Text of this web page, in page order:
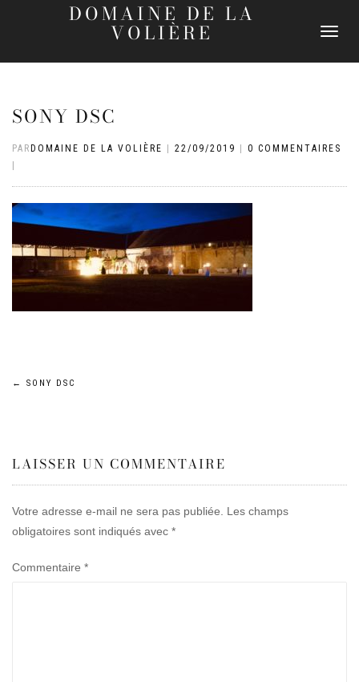
DOMAINE DE LA
VOLIÈRE
DÉPLIER
SONY DSC
PAR DOMAINE DE LA VOLIÈRE 22/09/2019
0 COMMENTAIRES
Navigation
l’article
← SONY DSC
LAISSER UN COMMENTAIRE
Votre adresse e-mail ne sera pas publiée.
Les champs
obligatoires sont indiqués avec *
Commentaire *